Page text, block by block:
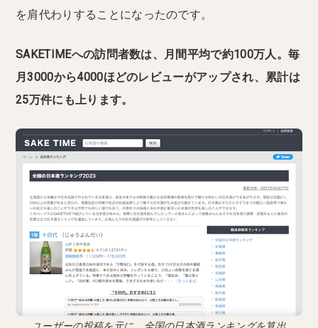
を肩代わりすることになったのです。
SAKETIMEへの訪問者数は、月間平均で約100万人。毎
月3000から4000ほどのレビューがアップされ、累計は
25万件にも上ります。
ユーザーの投稿を元に、全国の日本酒ランキングを算出